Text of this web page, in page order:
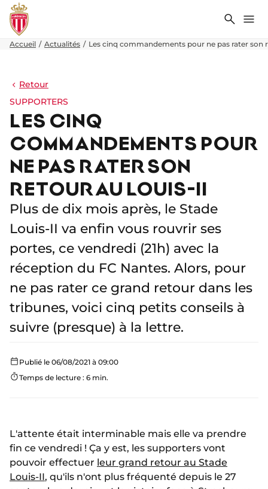
Accueil Actualités Les cinq commandements pour ne pas rater son
Retour
SUPPORTERS
LES CINQ
COMMANDEMENTS POUR
NE PAS RATER SON
RETOUR AU LOUIS-II
Plus de dix mois après, le Stade
Louis-II va enfin vous rouvrir ses
portes, ce vendredi (21h) avec la
réception du FC Nantes. Alors, pour
ne pas rater ce grand retour dans les
tribunes, voici cinq petits conseils à
suivre (presque) à la lettre.
Publié le 06/08/2021 à 09:00
Temps de lecture : 6 min.
L'attente était interminable mais elle va prendre
fin ce vendredi ! Ça y est, les supporters vont
pouvoir effectuer leur grand retour au Stade
Louis-II, qu'ils n'ont plus fréquenté depuis le 27